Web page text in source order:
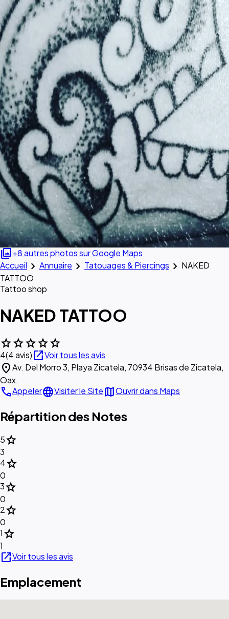
photo_library+8 autres photos sur Google Maps
Accueil chevron_right Annuaire chevron_right Tatouages & Piercings chevron_right NAKED
TATTOO
Tattoo shop
NAKED TATTOO
starstarstarstarstar
4(4 avis)open_in_newVoir tous les avis
location_onAv. Del Morro 3, Playa Zicatela, 70934 Brisas de Zicatela,
Oax.
callAppelerlanguageVisiter le SitemapOuvrir dans Maps
Répartition des Notes
5star
3
4star
0
3star
0
2star
0
1star
1
open_in_newVoir tous les avis
Emplacement